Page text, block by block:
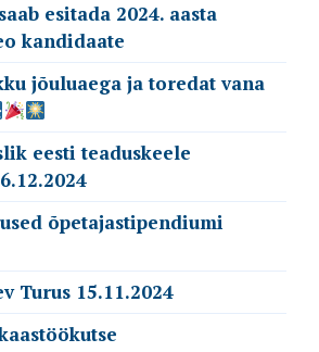
esitada 2024. aasta
kandidaate
jõuluaega ja toredat vana
eesti teaduskeele
õpetajastipendiumi
Turus 15.11.2024